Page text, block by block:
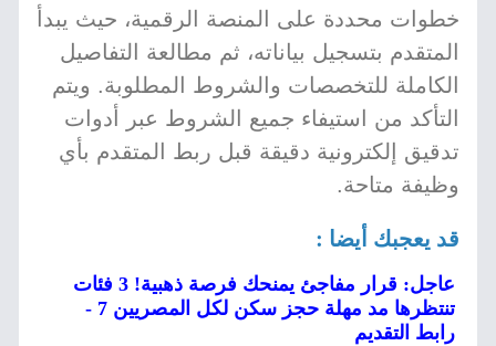
خطوات محددة على المنصة الرقمية، حيث يبدأ
المتقدم بتسجيل بياناته، ثم مطالعة التفاصيل
الكاملة للتخصصات والشروط المطلوبة. ويتم
التأكد من استيفاء جميع الشروط عبر أدوات
تدقيق إلكترونية دقيقة قبل ربط المتقدم بأي
وظيفة متاحة.
قد يعجبك أيضا :
عاجل: قرار مفاجئ يمنحك فرصة ذهبية! 3 فئات
تنتظرها مد مهلة حجز سكن لكل المصريين 7 -
رابط التقديم